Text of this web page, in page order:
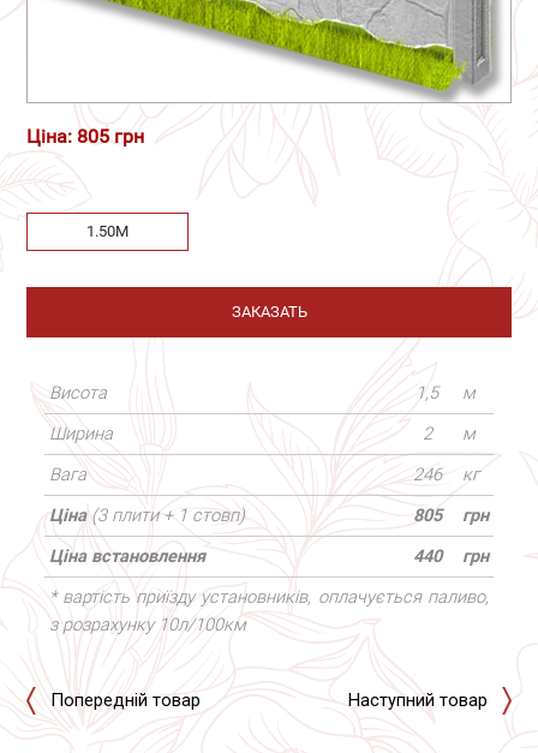
Ціна: 805 грн
1.50М
ЗАКАЗАТЬ
Висота 1,5
м
Ширина
2
м
Вага
246
кг
Ціна (3 плити + 1 стовп) 805
грн
Ціна встановлення
440
грн
* вартість приїзду установників, оплачується паливо,
з розрахунку 10л/100км
Попередній товар Наступний товар